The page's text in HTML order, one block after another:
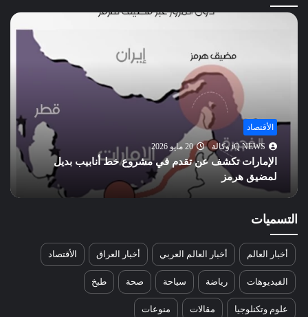
الناس
أخبار العالم
iQ NEWS وكالة
20 مايو 2026
تحسن علاقات واشنطن وبكين.. هل يهدد مصالح روسيا
الاستراتيجية؟
التسميات
أخبار العالم أخبار العالم العربي أخبار العراق الأقتصاد
الفيديوهات رياضة سياحة صحة طبخ
علوم وتكنلوجيا مقالات منوعات